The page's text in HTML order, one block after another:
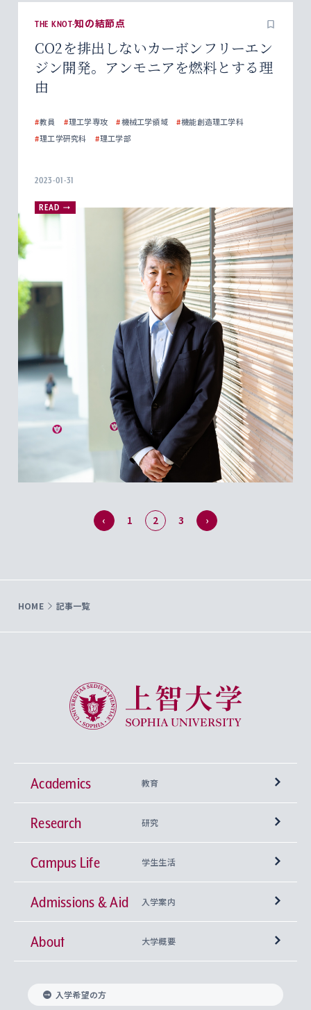
THE KNOT-知の結節点
CO2を排出しないカーボンフリーエン
ジン開発。アンモニアを燃料とする理
由
#教員 #理工学専攻 #機械工学領域 #機能創造理工学科
#理工学研究科 #理工学部
2023-01-31
READ
‹ 1 2 3 ›
HOME 記事一覧
上智大学 Sophia University
Academics 教育
学部
神学部
文学部
総合人間科学部
興味から学科を探す
上智大学の全学共通教育
基盤教育センター
キリスト教人間学
上智大学の語学教育
言語教育研究センター
上智大学のグローバル教育
Research 研究
研究所 等
キリスト教文化研究所
中世思想研究所
Sophia Open Research Weeks (SORW)
産官学連携
知的財産
Campus Life 学生生活
学期区分と授業時間割
課外活動
課外教育プログラム
グローバルな学びのコミュニティ
Admissions & Aid 入学案内
上智大学で取得できる学位
入れの方針）
About 大学概要
理事長・学長メッセージ
入学希望の方